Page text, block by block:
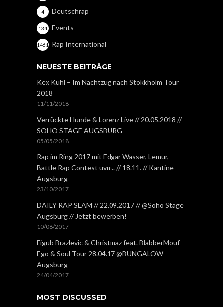
Deutschrap
4
Events
134
Rap International
1461
NEUESTE BEITRÄGE
Kex Kuhl – Im Nachtzug nach Stokkholm Tour
2018
11/11/2018
Verrückte Hunde & Lorenz Live // 20.05.2018 //
SOHO STAGE AUGSBURG
05/05/2018
Rap im Ring 2017 mit Edgar Wasser, Lemur,
Battle Rap Contest uvm.. // 18.11. // Kantine
Augsburg
23/10/2017
DAILY RAP SLAM // 22.09.2017 // @Soho Stage
Augsburg // Jetzt bewerben!
10/08/2017
Figub Brazlevic & Christmaz feat. BlabberMouf –
Ego & Soul Tour 28.04.17 @BUNGALOW
Augsburg
24/04/2017
MOST DISCUSSED